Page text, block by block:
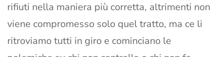
rifiuti nella maniera più corretta, altrimenti non
viene compromesso solo quel tratto, ma ce li
ritroviamo tutti in giro e cominciano le